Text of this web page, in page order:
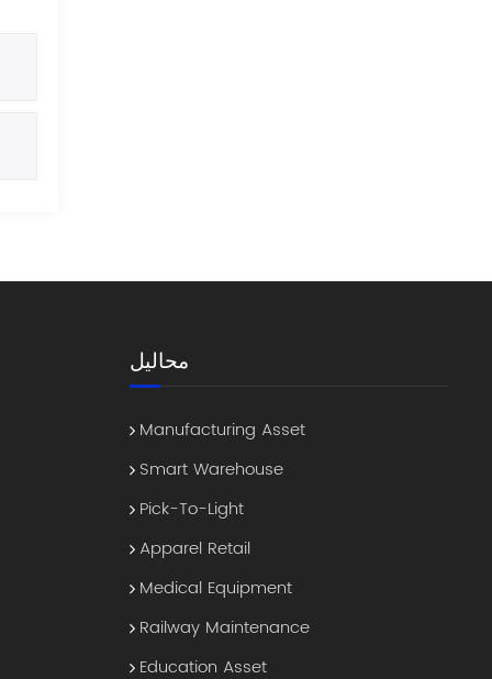
محاليل
Manufacturing Asset
Smart Warehouse
Pick-To-Light
Apparel Retail
Medical Equipment
Railway Maintenance
Education Asset